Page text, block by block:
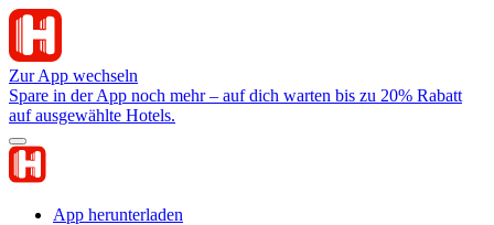
Zur App wechseln
Spare in der App noch mehr – auf dich warten bis zu 20% Rabatt
auf ausgewählte Hotels.
App herunterladen